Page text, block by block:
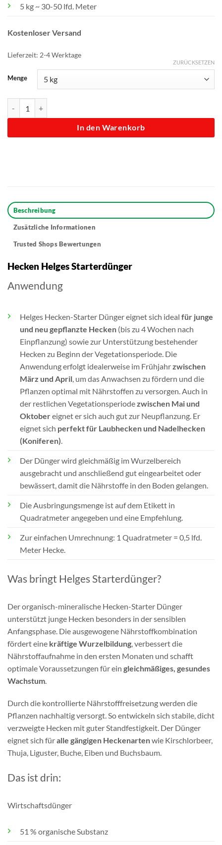
5 kg ~ 30-50 lfd. Meter
Kostenloser Versand
Lieferzeit: 2-4 Werktage
Menge
ZURÜCKSETZEN
In den Warenkorb
Beschreibung
Zusätzliche Informationen
Trusted Shops Bewertungen
Hecken Helges Starterdünger
Anwendung
Helges Hecken-Starter Dünger eignet sich ideal für junge
und neu gepflanzte Hecken (bis zu 4 Wochen nach
Einpflanzung) sowie zur Unterstützung bestehender
Hecken zu Beginn der Vegetationsperiode. Die
Anwendung erfolgt idealerweise im Frühjahrzwischen
März und April, um das Anwachsen zu fördern und die
Pflanzen optimal mit Nährstoffen zu versorgen. Auch in
der restlichen Vegetationsperiodezwischen Mai und
Oktobereignet er sich auch gut zur Neupflanzung. Er
eignet sich perfekt für Laubhecken und Nadelhecken
(Koniferen).
Der Dünger wird gleichmäßig im Wurzelbereich
ausgebracht und anschließend gut eingearbeitet oder
bewässert, damit die Nährstoffe in den Boden gelangen.
Die Ausbringungsmenge ist auf dem Etikett in
Quadratmeter angegeben und eine Empfehlung.
Zur einfachen Umrechnung: 1 Quadratmeter = 0,5 lfd.
Meter Hecke.
Was bringt Helges Starterdünger?
Der organisch-mineralische Hecken-Starter Dünger
unterstützt junge Hecken besonders in der sensiblen
Anfangsphase. Die ausgewogene Nährstoffkombination
fördert eine kräftige Wurzelbildung , verbessert die
Nährstoffaufnahme in den ersten Monaten und schafft
optimale Voraussetzungen für ein gleichmäßiges, gesundes
Wachstum
Durch die kontrollierte Nährstofffreisetzung werden die
Pflanzen nachhaltig versorgt. So entwickeln sich stabile, dicht
verzweigte Hecken mit guter Standfestigkeit. Der Dünger
eignet sich füralle gängigen Heckenartenwie Kirschlorbeer,
Thuja, Liguster, Buche, Eiben und Buchsbaum.
Das ist drin:
Wirtschaftsdünger
51 % organische Substanz